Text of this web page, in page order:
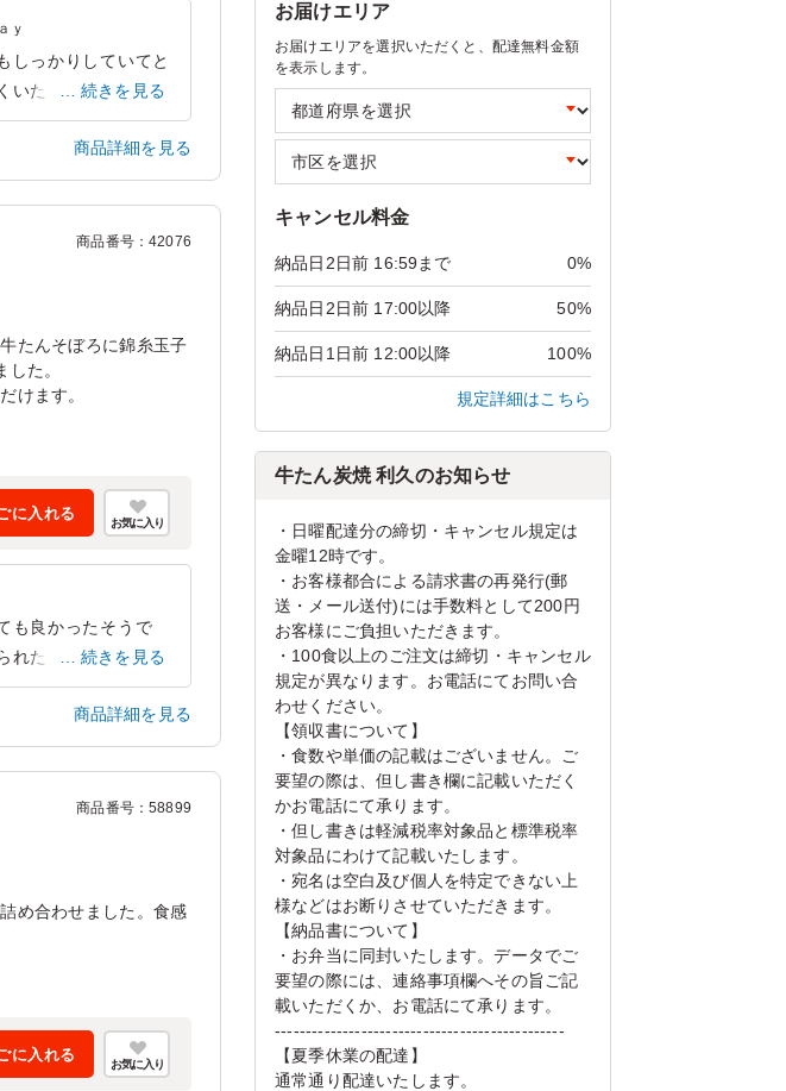
ｙ
しっかりしていてと
いただけました。シ
ュウマイの中で一番
ンが入っていたのは
お弁当だと思いまし
戸川区臨海町2026/07/15
続きを見る
商品詳細を見る
商品番号：42076
たんそぼろに錦糸玉子
た。
けます。
に入れる
お気に入り
も良かったそうで
れたお弁当もありま
るこちらの方が男性
彩画喜ばれました。
葉を頂きました。次
都江東区有明2026/04/08
続きを見る
商品詳細を見る
商品番号：58899
め合わせました。食感
に入れる
お気に入り
お届けエリア
お届けエリアを選択いただくと、配達無料金額
を表示します。
キャンセル料金
納品日2日前 16:59まで 0%
納品日2日前 17:00以降 50%
納品日1日前 12:00以降 100%
規定詳細はこちら
牛たん炭焼 利久のお知らせ
・日曜配達分の締切・キャンセル規定は
金曜12時です。
・お客様都合による請求書の再発行(郵
送・メール送付)には手数料として200円
お客様にご負担いただきます。
・100食以上のご注文は締切・キャンセル
規定が異なります。お電話にてお問い合
わせください。
【領収書について】
・食数や単価の記載はございません。ご
要望の際は、但し書き欄に記載いただく
かお電話にて承ります。
・但し書きは軽減税率対象品と標準税率
対象品にわけて記載いたします。
・宛名は空白及び個人を特定できない上
様などはお断りさせていただきます。
【納品書について】
・お弁当に同封いたします。データでご
要望の際には、連絡事項欄へその旨ご記
載いただくか、お電話にて承ります。
-----------------------------------------------
【夏季休業の配達】
通常通り配達いたします。